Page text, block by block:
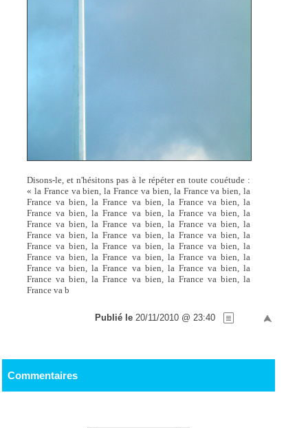
Disons-le, et n'hésitons pas à le répéter en toute couétude :
« la France va bien, la France va bien, la France va bien, la
France va bien, la France va bien, la France va bien, la
France va bien, la France va bien, la France va bien, la
France va bien, la France va bien, la France va bien, la
France va bien, la France va bien, la France va bien, la
France va bien, la France va bien, la France va bien, la
France va bien, la France va bien, la France va bien, la
France va bien, la France va bien, la France va bien, la
France va bien, la France va bien, la France va bien, la
France va b
Publié le 20/11/2010 @ 23:40
Commentaires